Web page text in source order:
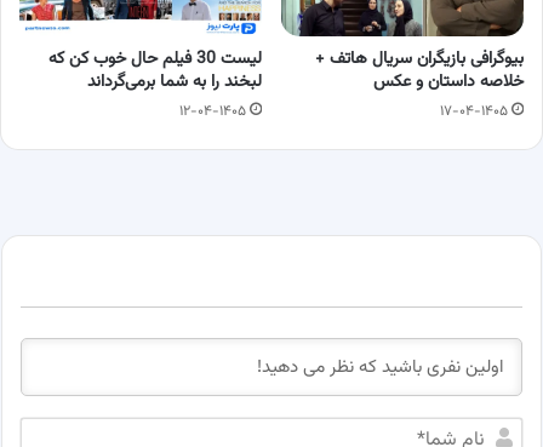
بیوگرافی بازیگران سریال هاتف +
خلاصه داستان و عکس
۱۷-۰۴-۱۴۰۵
لیست 30 فیلم حال خوب کن که
لبخند را به شما برمی‌گرداند
۱۲-۰۴-۱۴۰۵